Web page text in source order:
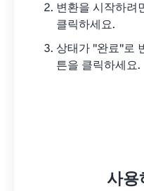
변환을 시작하려
클릭하세요.
상태가 "완료"로
튼을 클릭하세요.
사용